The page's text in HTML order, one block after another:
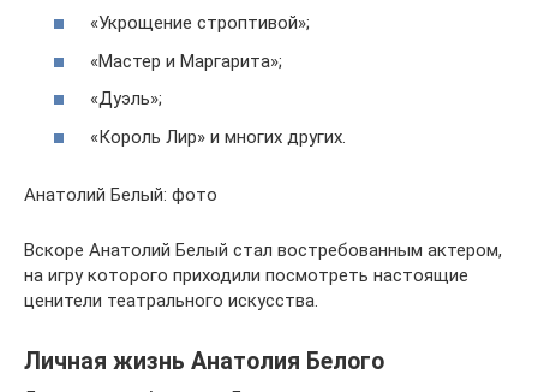
«Укрощение строптивой»;
«Мастер и Маргарита»;
«Дуэль»;
«Король Лир» и многих других.
Анатолий Белый: фото
Вскоре Анатолий Белый стал востребованным актером,
на игру которого приходили посмотреть настоящие
ценители театрального искусства.
Личная жизнь Анатолия Белого